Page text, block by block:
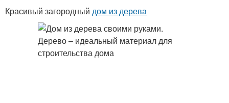
Красивый загородный дом из дерева